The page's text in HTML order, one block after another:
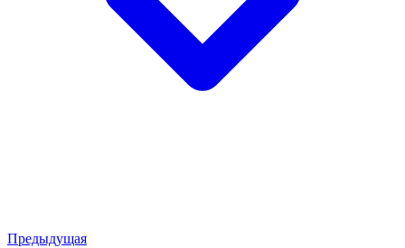
Предыдущая